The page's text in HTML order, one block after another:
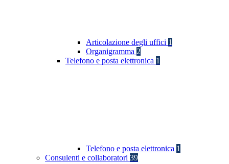
Articolazione degli uffici 1
Organigramma 2
Telefono e posta elettronica 1
Telefono e posta elettronica 1
Consulenti e collaboratori 39